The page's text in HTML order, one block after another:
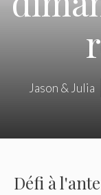
Jason & Julia
Défi à